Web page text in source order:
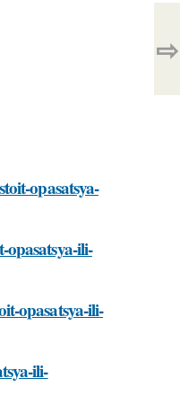
opasatsya-
opasatsya-ili-
opasatsya-ili-
ili-
⇨